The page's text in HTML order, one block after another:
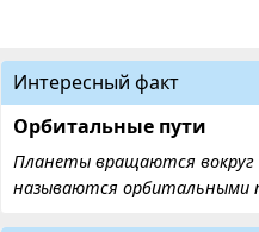
Интересный факт
Орбитальные пути
Планеты вращаются
называются орбитальными